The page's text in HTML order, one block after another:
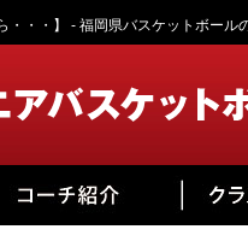
・・】 - 福岡県バスケットボール